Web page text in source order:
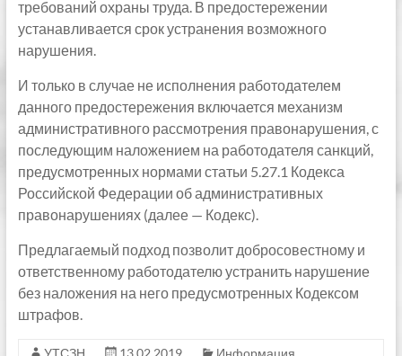
требований охраны труда. В предостережении
устанавливается срок устранения возможного
нарушения.
И только в случае не исполнения работодателем
данного предостережения включается механизм
административного рассмотрения правонарушения, с
последующим наложением на работодателя санкций,
предусмотренных нормами статьи 5.27.1 Кодекса
Российской Федерации об административных
правонарушениях (далее — Кодекс).
Предлагаемый подход позволит добросовестному и
ответственному работодателю устранить нарушение
без наложения на него предусмотренных Кодексом
штрафов.
УТСЗН 13.02.2019 Информация